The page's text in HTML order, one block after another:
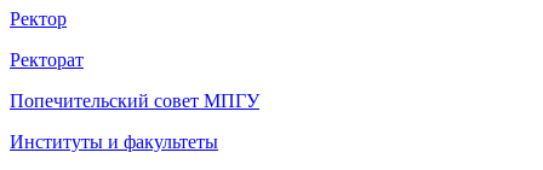
Ректор
Ректорат
Попечительский совет МПГУ
Институты и факультеты